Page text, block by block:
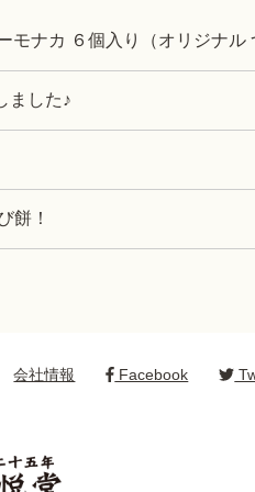
ナカ ６個入り（オリジナル
ました♪
餅！
会社情報 Facebook